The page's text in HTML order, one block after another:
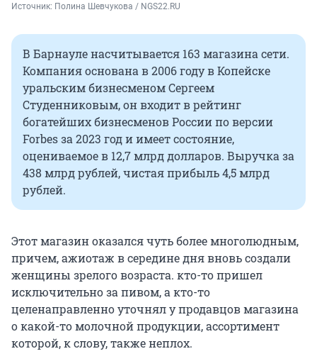
Источник: Полина Шевчукова / NGS22.RU
В Барнауле насчитывается 163 магазина сети.
Компания основана в 2006 году в Копейске
уральским бизнесменом Сергеем
Студенниковым, он входит в рейтинг
богатейших бизнесменов России по версии
Forbes за 2023 год и имеет состояние,
оцениваемое в 12,7 млрддолларов. Выручка за
438 млрдрублей, чистая прибыль4,5 млрд
рублей.
Этот магазин оказался чуть более многолюдным,
причем, ажиотаж в середине дня вновь создали
женщины зрелого возраста. кто-то пришел
исключительно за пивом, а кто-то
целенаправленно уточнял у продавцов магазина
о какой-то молочной продукции, ассортимент
которой, к слову, также неплох.